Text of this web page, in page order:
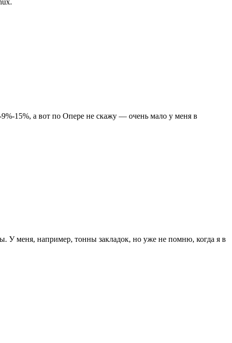
15%, а вот по Опере не скажу — очень мало у меня в
У меня, например, тонны закладок, но уже не помню, когда я в